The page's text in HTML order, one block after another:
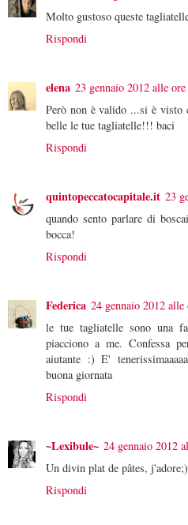
Molto gustoso queste
Rispondi
elena 23 gennaio 2012 alle
Però non è valido ...si è visto
belle le tue tagliatelle!!! baci
Rispondi
quintopeccatocapitale.it 23
quando sento parlare di
bocca!
Rispondi
Federica 24 gennaio 2012 alle
le tue tagliatelle sono una
piacciono a me. Confessa
aiutante :) E'
buona giornata
Rispondi
~Lexibule~ 24 gennaio 2012
Un divin plat de pâtes,
Rispondi